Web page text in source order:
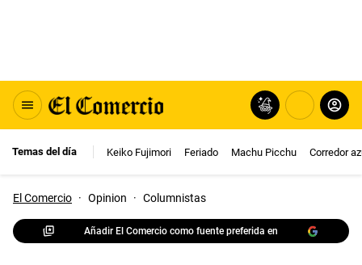
Temas del día Keiko Fujimori Feriado Machu Picchu Corredor
El Comercio · Opinion · Columnistas
Añadir El Comercio como fuente preferida en